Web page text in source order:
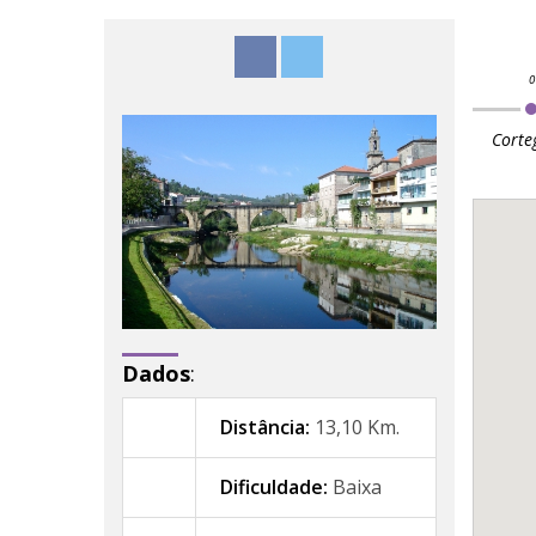
Dados:
Distância: 13,10 Km.
Dificuldade: Baixa